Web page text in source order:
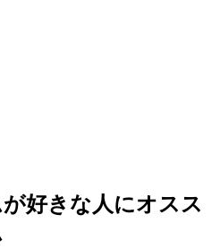
好きな人にオスス